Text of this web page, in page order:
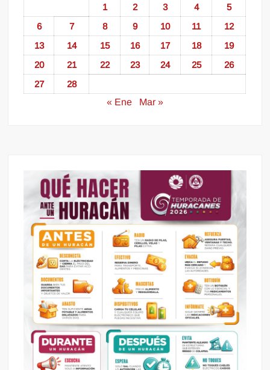
1 2 3 4
5
6
7 8 9 10 11
12
13
14 15 16 17 18
19
20
21 22 23 24 25
26
27
28
« Ene
Mar »